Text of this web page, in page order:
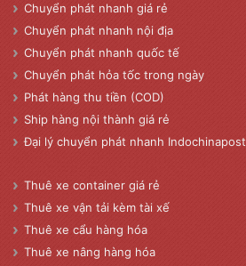
Chuyển phát nhanh giá rẻ
Chuyển phát nhanh nội địa
Chuyển phát nhanh quốc tế
Chuyển phát hỏa tốc trong ngày
Phát hàng thu tiền (COD)
Ship hàng nội thành giá rẻ
Đại lý chuyển phát nhanh Indochinapost
Thuê xe container giá rẻ
Thuê xe vận tải kèm tài xế
Thuê xe cẩu hàng hóa
Thuê xe nâng hàng hóa